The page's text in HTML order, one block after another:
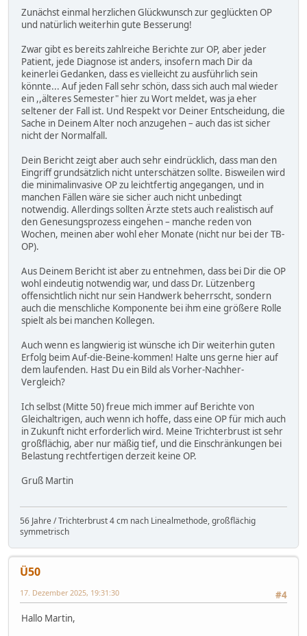
Zunächst einmal herzlichen Glückwunsch zur geglückten OP
und natürlich weiterhin gute Besserung!
Zwar gibt es bereits zahlreiche Berichte zur OP, aber jeder
Patient, jede Diagnose ist anders, insofern mach Dir da
keinerlei Gedanken, dass es vielleicht zu ausführlich sein
könnte... Auf jeden Fall sehr schön, dass sich auch mal wieder
ein ,,älteres Semester" hier zu Wort meldet, was ja eher
seltener der Fall ist. Und Respekt vor Deiner Entscheidung, die
Sache in Deinem Alter noch anzugehen – auch das ist sicher
nicht der Normalfall.
Dein Bericht zeigt aber auch sehr eindrücklich, dass man den
Eingriff grundsätzlich nicht unterschätzen sollte. Bisweilen wird
die minimalinvasive OP zu leichtfertig angegangen, und in
manchen Fällen wäre sie sicher auch nicht unbedingt
notwendig. Allerdings sollten Ärzte stets auch realistisch auf
den Genesungsprozess eingehen – manche reden von
Wochen, meinen aber wohl eher Monate (nicht nur bei der TB-
OP).
Aus Deinem Bericht ist aber zu entnehmen, dass bei Dir die OP
wohl eindeutig notwendig war, und dass Dr. Lützenberg
offensichtlich nicht nur sein Handwerk beherrscht, sondern
auch die menschliche Komponente bei ihm eine größere Rolle
spielt als bei manchen Kollegen.
Auch wenn es langwierig ist wünsche ich Dir weiterhin guten
Erfolg beim Auf-die-Beine-kommen! Halte uns gerne hier auf
dem laufenden. Hast Du ein Bild als Vorher-Nachher-
Vergleich?
Ich selbst (Mitte 50) freue mich immer auf Berichte von
Gleichaltrigen, auch wenn ich hoffe, dass eine OP für mich auch
in Zukunft nicht erforderlich wird. Meine Trichterbrust ist sehr
großflächig, aber nur mäßig tief, und die Einschränkungen bei
Belastung rechtfertigen derzeit keine OP.
Gruß Martin
56 Jahre / Trichterbrust 4 cm nach Linealmethode, großflächig
symmetrisch
Ü50
#4
17. Dezember 2025, 19:31:30
Hallo Martin,